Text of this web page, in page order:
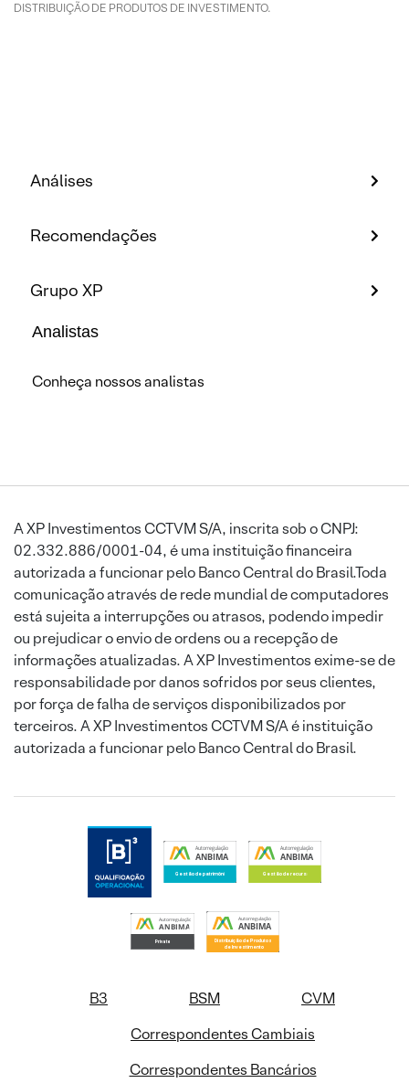
DISTRIBUIÇÃO DE PRODUTOS DE INVESTIMENTO.
Análises
Recomendações
Grupo XP
Analistas
Conheça nossos analistas
A XP Investimentos CCTVM S/A, inscrita sob o CNPJ:
02.332.886/0001-04, é uma instituição financeira
autorizada a funcionar pelo Banco Central do Brasil.Toda
comunicação através de rede mundial de computadores
está sujeita a interrupções ou atrasos, podendo impedir
ou prejudicar o envio de ordens ou a recepção de
informações atualizadas. A XP Investimentos exime-se de
responsabilidade por danos sofridos por seus clientes,
por força de falha de serviços disponibilizados por
terceiros. A XP Investimentos CCTVM S/A é instituição
autorizada a funcionar pelo Banco Central do Brasil.
B3 BSM
CVM
Correspondentes Cambiais
Correspondentes Bancários